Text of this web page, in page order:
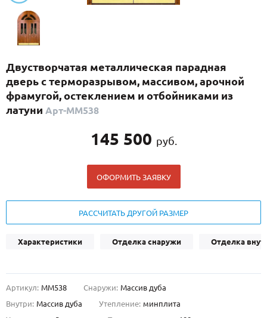
С реечным дизайном(29)
ПО НАЗНАЧЕНИЮ
ПО КОНСТРУКЦИИ
Популярные двери
ДОСТАВКА
О НАС
Двустворчатая металлическая парадная
дверь с терморазрывом, массивом, арочной
фрамугой, остеклением и отбойниками из
латуни Арт-ММ538
145 500 руб.
ОФОРМИТЬ ЗАЯВКУ
РАССЧИТАТЬ ДРУГОЙ РАЗМЕР
Характеристики Отделка снаружи Отделка
Артикул: ММ538 Снаружи: Массив дуба
Внутри: Массив дуба Утепление: минплита